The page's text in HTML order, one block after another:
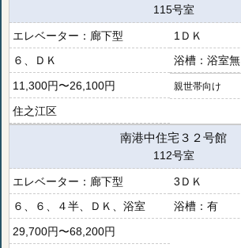
115号室
廊下型
1ＤＫ
６、ＤＫ
浴室無
11,300円〜26,100円
親世帯向け
住之江区
南港中住宅３２号館
112号室
廊下型
3ＤＫ
６、６、４半、ＤＫ、浴室
有
29,700円〜68,200円